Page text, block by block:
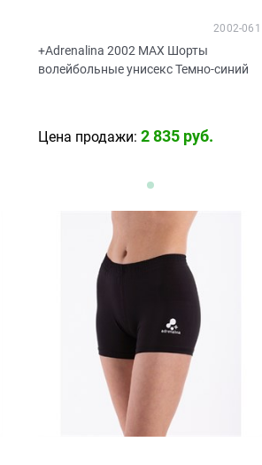
+Adrenalina 2002 MAX Шорты
волейбольные унисекс Темно-синий
2002-061
Цена продажи: 2 835 руб.